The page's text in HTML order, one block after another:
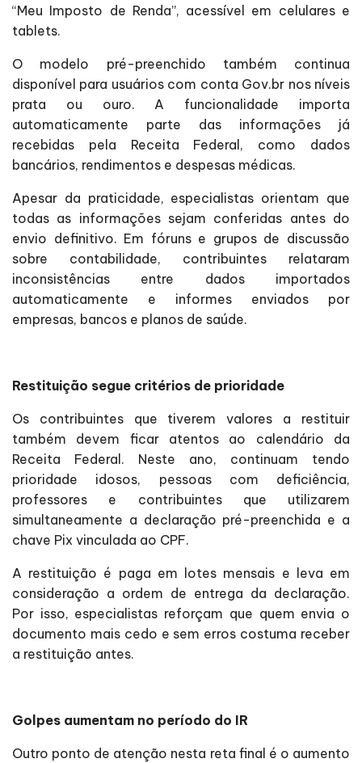
“Meu Imposto de Renda”, acessível em celulares e
tablets.
O modelo pré-preenchido também continua
disponível para usuários com conta Gov.br nos níveis
prata ou ouro. A funcionalidade importa
automaticamente parte das informações já
recebidas pela Receita Federal, como dados
bancários, rendimentos e despesas médicas.
Apesar da praticidade, especialistas orientam que
todas as informações sejam conferidas antes do
envio definitivo. Em fóruns e grupos de discussão
sobre contabilidade, contribuintes relataram
inconsistências entre dados importados
automaticamente e informes enviados por
empresas, bancos e planos de saúde.
Restituição segue critérios de prioridade
Os contribuintes que tiverem valores a restituir
também devem ficar atentos ao calendário da
Receita Federal. Neste ano, continuam tendo
prioridade idosos, pessoas com deficiência,
professores e contribuintes que utilizarem
simultaneamente a declaração pré-preenchida e a
chave Pix vinculada ao CPF.
A restituição é paga em lotes mensais e leva em
consideração a ordem de entrega da declaração.
Por isso, especialistas reforçam que quem envia o
documento mais cedo e sem erros costuma receber
a restituição antes.
Golpes aumentam no período do IR
Outro ponto de atenção nesta reta final é o aumento